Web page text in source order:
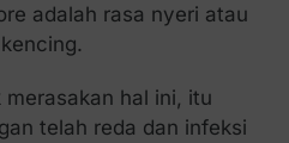
adalah rasa nyeri atau
hal ini, itu
telah reda dan infeksi